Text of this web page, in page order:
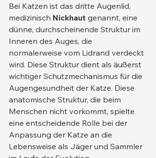
Bei Katzen ist das dritte Augenlid,
medizinisch Nickhaut genannt, eine
dünne, durchscheinende Struktur im
Inneren des Auges, die
normalerweise vom Lidrand verdeckt
wird. Diese Struktur dient als äußerst
wichtiger Schutzmechanismus für die
Augengesundheit der Katze. Diese
anatomische Struktur, die beim
Menschen nicht vorkommt, spielte
eine entscheidende Rolle bei der
Anpassung der Katze an die
Lebensweise als Jäger und Sammler